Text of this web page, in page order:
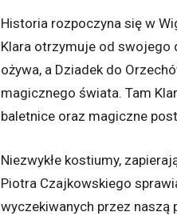
Historia rozpoczyna się w
Klara otrzymuje od swojego
ożywa, a Dziadek do
magicznego świata. Tam
baletnice oraz magiczne
Niezwykłe kostiumy,
Piotra Czajkowskiego
wyczekiwanych przez naszą